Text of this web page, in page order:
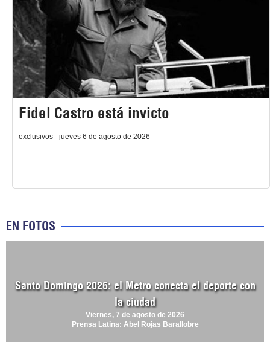
Fidel Castro está invicto
exclusivos - jueves 6 de agosto de 2026
EN FOTOS
Santo Domingo 2026: el Metro conecta el deporte con
la ciudad
Viernes, 7 de agosto de 2026
Prensa Latina: Abel Rojas Barallobre